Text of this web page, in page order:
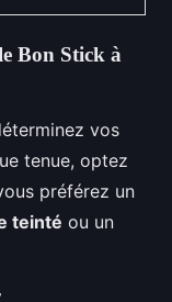
Bon Stick à
vos
tenue, optez
préférez un
teinté ou un